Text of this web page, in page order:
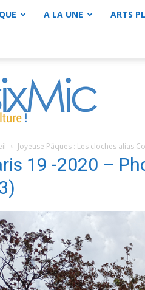
A LA UNE ARTS
Joyeuse Pâques : Les cloches alias
19 -2020 –